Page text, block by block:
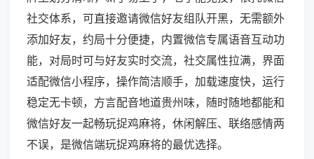
社交体系，可直接邀请微信好友组队开黑，无需额外
添加好友，约局十分便捷，内置微信专属语音互动功
能，对局时可与好友实时交流，社交属性拉满，界面
适配微信小程序，操作简洁顺手，加载速度快，运行
稳定无卡顿，方言配音地道贵州味，随时随地都能和
微信好友一起畅玩捉鸡麻将，休闲解压、联络感情两
不误，是微信端玩捉鸡麻将的最优选择。